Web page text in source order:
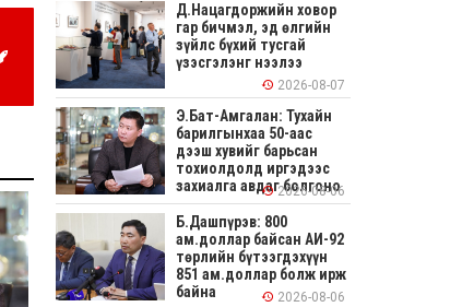
Д.Нацагдоржийн ховор
гар бичмэл, эд өлгийн
зүйлс бүхий тусгай
үзэсгэлэнг нээлээ
2026-08-07
Э.Бат-Амгалан: Тухайн
барилгынхаа 50-аас
дээш хувийг барьсан
тохиолдолд иргэдээс
захиалга авдаг болгоно
2026-08-06
Б.Дашпүрэв: 800
ам.доллар байсан АИ-92
төрлийн бүтээгдэхүүн
851 ам.доллар болж ирж
байна
2026-08-06